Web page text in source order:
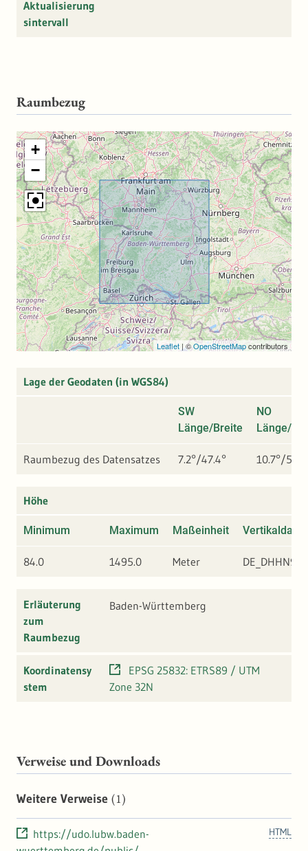
Aktualisierung
sintervall
Raumbezug
+
−
Leaflet |©OpenStreetMapcontributors
Lage der Geodaten (in WGS84)
SW
Länge/Breite
NO
Länge/
Raumbezug des Datensatzes 7.2°/47.4° 10.7°/50°
Höhe
Minimum Maximum Maßeinheit
84.0 1495.0 Meter
Erläuterung
zum
Raumbezug
Baden-Württemberg
Koordinatensy
stem
EPSG 25832: ETRS89 / UTM
Zone 32N
Verweise und Downloads
Weitere Verweise (1)
HTML
https://udo.lubw.baden-